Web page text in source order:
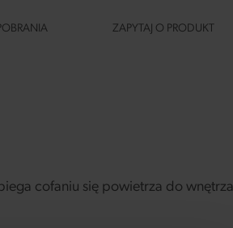
ZAPYTAJ O PRODUKT
cofaniu się powietrza do wnętrza